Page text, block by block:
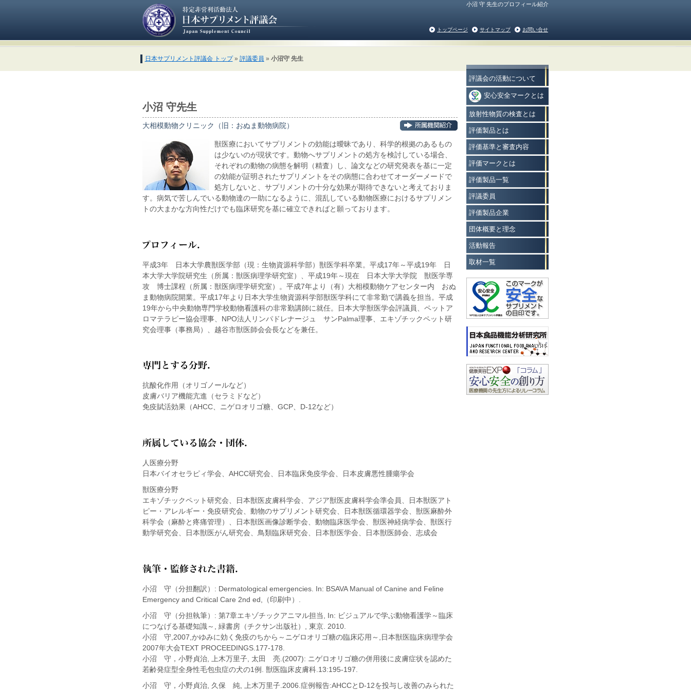
小沼 守 先生のプロフィール紹介
トップページ サイトマップ お問い合せ
日本サプリメント評議会 トップ» 評議委員 » 小沼守 先生
小沼 守先生
大相模動物クリニック（旧：おぬま動物病院）
獣医療においてサプリメントの効能は曖昧であり、科学的根拠のあるもの
は少ないのが現状です。動物へサプリメントの処方を検討している場合、
それぞれの動物の病態を解明（精査）し、論文などの研究発表を基に一定
の効能が証明されたサプリメントをその病態に合わせてオーダーメードで
処方しないと、サプリメントの十分な効果が期待できないと考えておりま
す。病気で苦しんでいる動物達の一助になるように、混乱している動物医療におけるサプリメン
トの大まかな方向性だけでも臨床研究を基に確立できればと願っております。
平成3年 日本大学農獣医学部（現：生物資源科学部）獣医学科卒業。平成17年～平成19年 日
本大学大学院研究生（所属：獣医病理学研究室）、平成19年～現在 日本大学大学院 獣医学専
攻 博士課程（所属：獣医病理学研究室）。平成7年より（有）大相模動物ケアセンター内 おぬ
ま動物病院開業。平成17年より日本大学生物資源科学部獣医学科にて非常勤で講義を担当。平成
19年から中央動物専門学校動物看護科の非常勤講師に就任。日本大学獣医学会評議員、ペットア
ロマテラピー協会理事、NPO法人リンパドレナージュ サンPalma理事、エキゾチックペット研
究会理事（事務局）、越谷市獣医師会会長などを兼任。
抗酸化作用（オリゴノールなど）
皮膚バリア機能亢進（セラミドなど）
免疫賦活効果（AHCC、ニゲロオリゴ糖、GCP、D-12など）
人医療分野
日本バイオセラピィ学会、AHCC研究会、日本臨床免疫学会、日本皮膚悪性腫瘍学会
獣医療分野
エキゾチックペット研究会、日本獣医皮膚科学会、アジア獣医皮膚科学会準会員、日本獣医アト
ピー・アレルギー・免疫研究会、動物のサプリメント研究会、日本獣医循環器学会、獣医麻酔外
科学会（麻酔と疼痛管理）、日本獣医画像診断学会、動物臨床医学会、獣医神経病学会、獣医行
動学研究会、日本獣医がん研究会、鳥類臨床研究会、日本獣医学会、日本獣医師会、志成会
小沼 守（分担翻訳）: Dermatological emergencies. In: BSAVA Manual of Canine and Feline
Emergency and Critical Care 2nd ed,（印刷中）.
小沼 守（分担執筆）: 第7章エキゾチックアニマル担当, In: ビジュアルで学ぶ動物看護学～臨床
につなげる基礎知識～, 緑書房（チクサン出版社）, 東京. 2010.
小沼 守,2007,かゆみに効く免疫のちから～ニゲロオリゴ糖の臨床応用～,日本獣医臨床病理学会
2007年大会TEXT PROCEEDINGS.177-178.
小沼 守，小野貞治, 上木万里子, 太田 亮.(2007): ニゲロオリゴ糖の併用後に皮膚症状を認めた
若齢発症型全身性毛包虫症の犬の1例. 獣医臨床皮膚科.13:195-197.
小沼 守，小野貞治, 久保 純, 上木万里子.2006.症例報告:AHCCとD-12を投与し改善のみられた
評議会の活動について
安心安全マークとは
放射性物質の検査とは
評価製品とは
評価基準と審査内容
評価マークとは
評価製品一覧
評議委員
評価製品企業
団体概要と理念
活動報告
取材一覧